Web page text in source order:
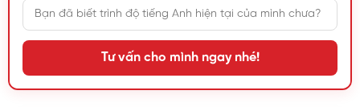
Tư vấn cho mình ngay nhé!